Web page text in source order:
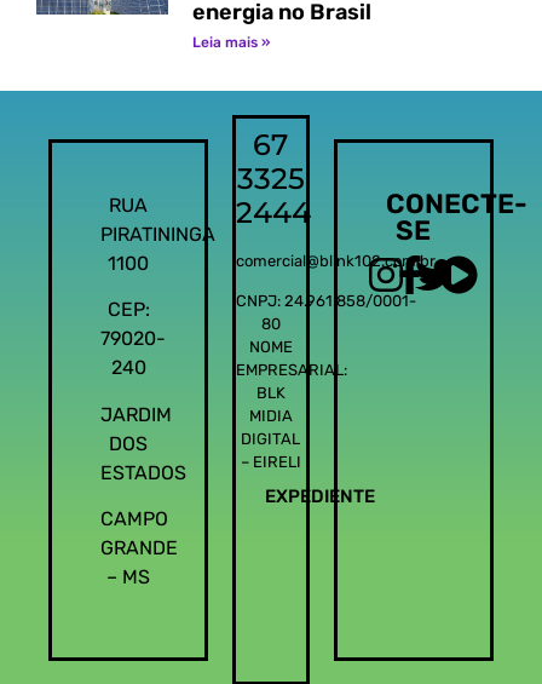
energia no Brasil
Leia mais »
RUA
PIRATININGA
1100
CEP:
79020-
240
JARDIM
DOS
ESTADOS
CAMPO
GRANDE
– MS
67
3325
2444
comercial@blink102.com.br
CNPJ: 24.961.858/0001-
80
NOME
EMPRESARIAL:
BLK
MIDIA
DIGITAL
– EIRELI
EXPEDIENTE
CONECTE-
SE